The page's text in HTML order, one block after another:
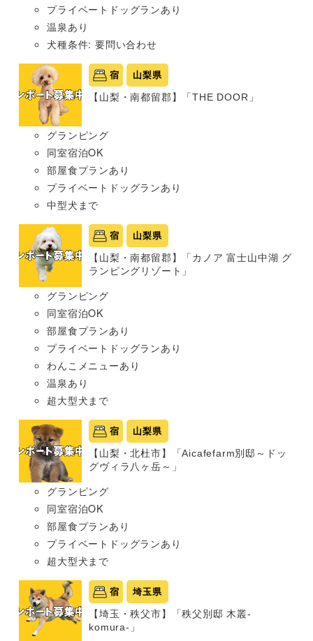
プライベートドッグランあり
温泉あり
犬種条件: 要問い合わせ
宿 山梨県
【山梨・南都留郡】「THE DOOR」
グランピング
同室宿泊OK
部屋食プランあり
プライベートドッグランあり
中型犬まで
宿 山梨県
【山梨・南都留郡】「カノア 富士山中湖 グ
ランピングリゾート」
グランピング
同室宿泊OK
部屋食プランあり
プライベートドッグランあり
わんこメニューあり
温泉あり
超大型犬まで
宿 山梨県
【山梨・北杜市】「Aicafefarm別邸～ドッ
グヴィラ八ヶ岳～」
グランピング
同室宿泊OK
部屋食プランあり
プライベートドッグランあり
超大型犬まで
宿 埼玉県
【埼玉・秩父市】「秩父別邸 木叢-
komura-」